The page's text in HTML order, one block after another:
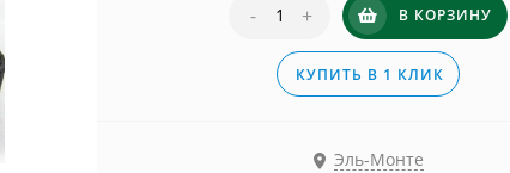
- + В КОРЗИНУ
КУПИТЬ В 1 КЛИК
Эль-Монте